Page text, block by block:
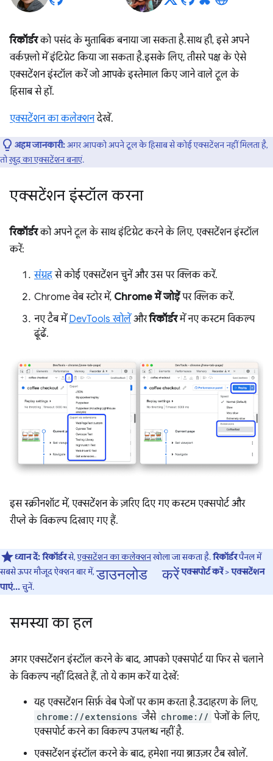
रिकॉर्डरको पसंद के मुताबिक बनाया जा सकता है. साथ ही, इसे अपने
वर्कफ़्लो में इंटिग्रेट किया जा सकता है. इसके लिए, तीसरे पक्ष के ऐसे
एक्सटेंशन इंस्टॉल करें जो आपके इस्तेमाल किए जाने वाले टूल के
हिसाब से हों.
एक्सटेंशन का कलेक्शनदेखें.
अहम जानकारी:अगर आपको अपने टूल के हिसाब से कोई एक्सटेंशन नहीं मिलता है,
तोखुद का एक्सटेंशन बनाएं.
एक्सटेंशन इंस्टॉल करना
रिकॉर्डरको अपने टूल के साथ इंटिग्रेट करने के लिए, एक्सटेंशन इंस्टॉल
करें:
संग्रहसे कोई एक्सटेंशन चुनें और उस पर क्लिक करें.
Chrome वेब स्टोर में, Chrome में जोड़ेंपर क्लिक करें.
नए टैब में DevTools खोलें औररिकॉर्डरमें नए कस्टम विकल्प
ढूंढें.
इस स्क्रीनशॉट में, एक्सटेंशन के ज़रिए दिए गए कस्टम एक्सपोर्ट और
रीप्ले के विकल्प दिखाए गए हैं.
ध्यान दें:रिकॉर्डरसे,एक्सटेंशन का कलेक्शनखोला जा सकता है.रिकॉर्डरपैनल में
सबसे ऊपर मौजूद ऐक्शन बार में,डाउनलोड करेंएक्सपोर्ट करें>एक्सटेंशन
पाएं...चुनें.
समस्या का हल
अगर एक्सटेंशन इंस्टॉल करने के बाद, आपको एक्सपोर्ट या फिर से चलाने
के विकल्प नहीं दिखते हैं, तो ये काम करें या देखें:
यह एक्सटेंशन सिर्फ़ वेब पेजों पर काम करता है. उदाहरण के लिए,
chrome://extensions जैसे chrome:// पेजों के लिए,
एक्सपोर्ट करने का विकल्प उपलब्ध नहीं है.
एक्सटेंशन इंस्टॉल करने के बाद, हमेशा नया ब्राउज़र टैब खोलें.